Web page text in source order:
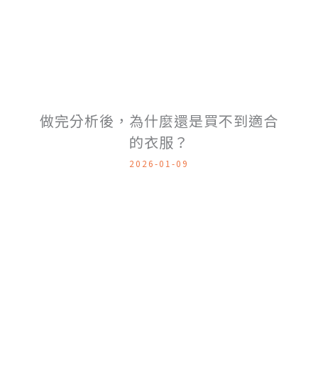
做完分析後，為什麼還是買不到適合
的衣服？
2026-01-09